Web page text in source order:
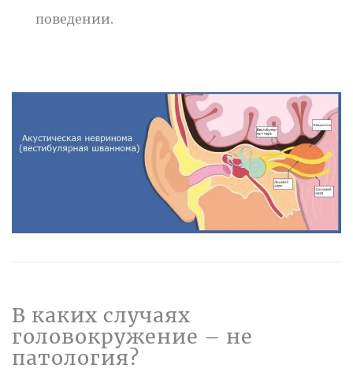
поведении.
В каких случаях
головокружение – не
патология?